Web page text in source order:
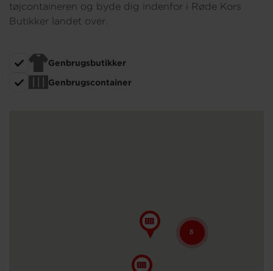
Genbrug
Om os
tøjcontaineren og byde dig indenfor i Røde Kors
Butikker landet over.
Genbrugsbutikker
Genbrugscontainer
8